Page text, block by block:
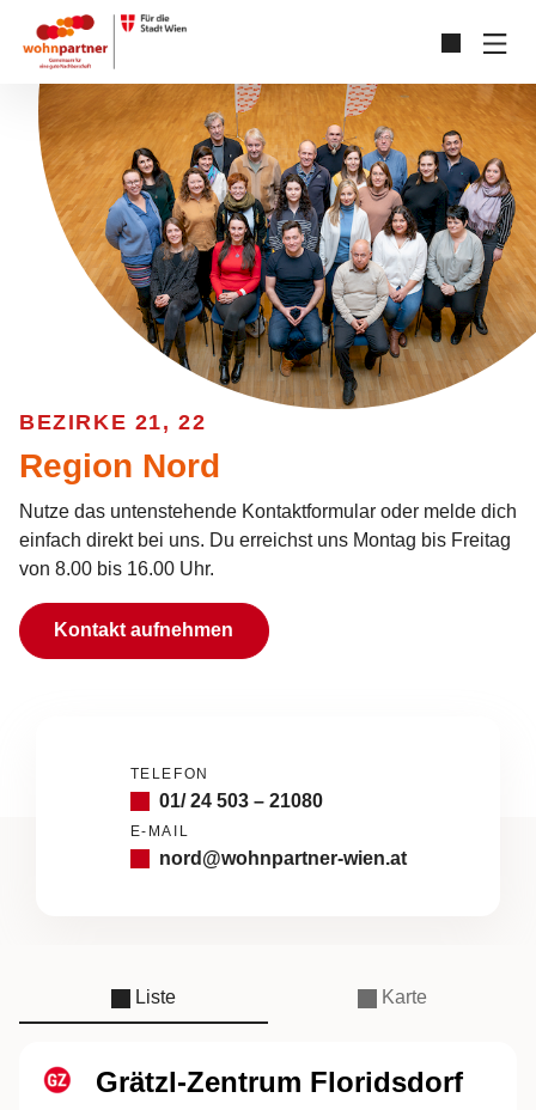
Zum Hauptinhalt springen
Skip to page footer
BEZIRKE 21, 22
Region Nord
Nutze das untenstehende Kontaktformular oder melde dich
einfach direkt bei uns. Du erreichst uns Montag bis Freitag
von 8.00 bis 16.00 Uhr.
Kontakt aufnehmen
TELEFON
01/ 24 503 – 21080
E-MAIL
nord@wohnpartner-wien.at
Liste Karte
Grätzl-Zentrum Floridsdorf